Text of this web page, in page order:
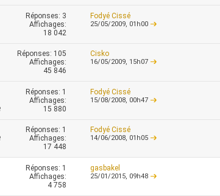
Réponses: 3
Affichages:
18 042
Fodyé Cissé
25/05/2009, 01h00
Réponses: 105
Affichages:
45 846
Cisko
16/05/2009, 15h07
Réponses: 1
Affichages:
15 880
Fodyé Cissé
15/08/2008, 00h47
Réponses: 1
Affichages:
17 448
Fodyé Cissé
14/06/2008, 01h05
Réponses: 1
Affichages:
4 758
gasbakel
25/01/2015, 09h48